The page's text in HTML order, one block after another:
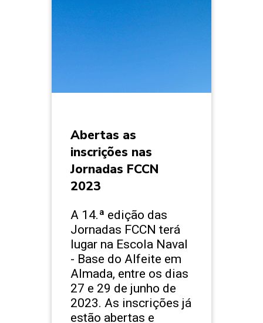
Abertas as
inscrições nas
Jornadas FCCN
2023
A 14.ª edição das
Jornadas FCCN terá
lugar na Escola Naval
- Base do Alfeite em
Almada, entre os dias
27 e 29 de junho de
2023. As inscrições já
estão abertas e